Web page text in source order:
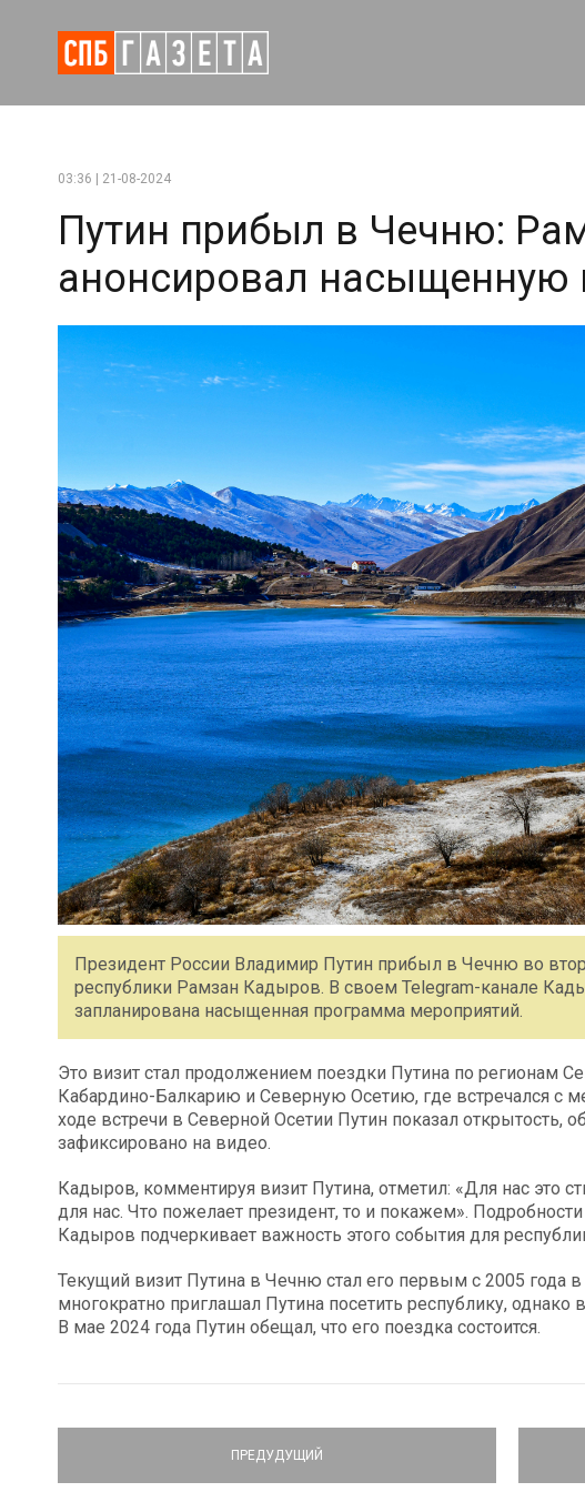
03:36 | 21-08-2024
Путин прибыл в Чечню:
анонсировал насыщенную
Президент России Владимир Путин прибыл в Чечню во
республики Рамзан Кадыров. В своем Telegram-канале
запланирована насыщенная программа мероприятий.
Это визит стал продолжением поездки Путина по регионам
Кабардино-Балкарию и Северную Осетию, где встречался с
ходе встречи в Северной Осетии Путин показал открытость,
зафиксировано на видео.
Кадыров, комментируя визит Путина, отметил: «Для нас это
для нас. Что пожелает президент, то и покажем».
Кадыров подчеркивает важность этого события для
Текущий визит Путина в Чечню стал его первым с 2005 года
многократно приглашал Путина посетить республику, однако
В мае 2024 года Путин обещал, что его поездка состоится.
ПРЕДУДУЩИЙ